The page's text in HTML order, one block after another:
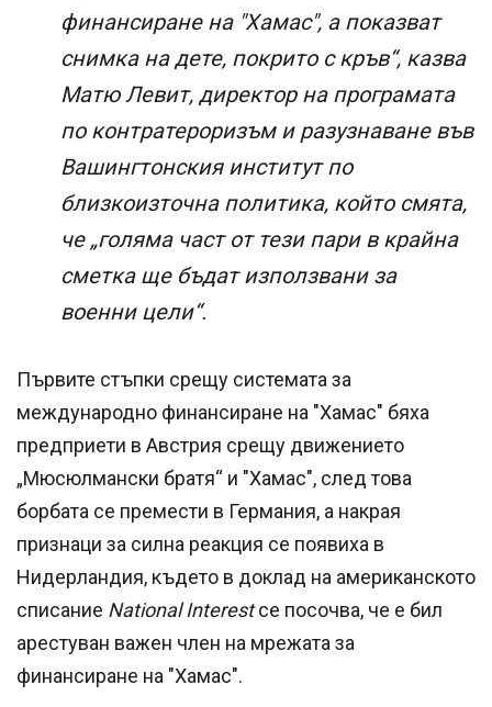
финансиране на "Хамас", а показват
снимка на дете, покрито с кръв“, казва
Матю Левит, директор на програмата
по контратероризъм и разузнаване във
Вашингтонския институт по
близкоизточна политика, който смята,
че „голяма част от тези пари в крайна
сметка ще бъдат използвани за
военни цели“.
Първите стъпки срещу системата за
международно финансиране на "Хамас" бяха
предприети в Австрия срещу движението
„Мюсюлмански братя“ и "Хамас", след това
борбата се премести в Германия, а накрая
признаци за силна реакция се появиха в
Нидерландия, където в доклад на американското
списание National Interestсе посочва, че е бил
арестуван важен член на мрежата за
финансиране на "Хамас".